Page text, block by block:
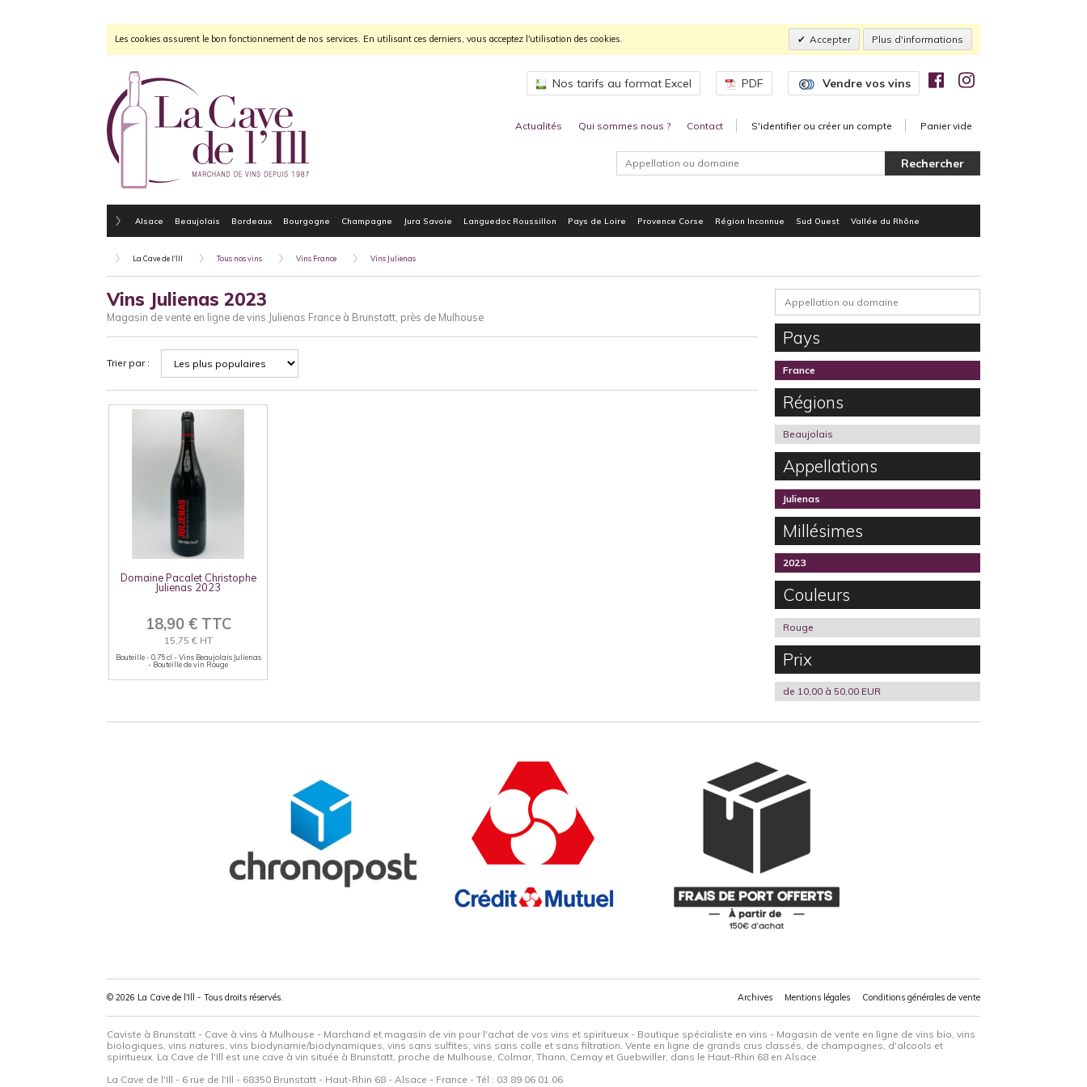
Les cookies assurent le bon fonctionnement de nos services. En utilisant ces derniers, vous acceptez l'utilisation des cookies. Accepter Plus d'informations
Nos tarifs au format Excel PDF Vendre vos vins
Actualités Qui sommes nous ? Contact S'identifier ou créer un compte Panier vide
Alsace Beaujolais Bordeaux Bourgogne Champagne Jura Savoie Languedoc Roussillon Pays de Loire Provence Corse Région Inconnue Sud Ouest Vallée du Rhône
La Cave de l'Ill Tous nos vins Vins France Vins Julienas
Vins Julienas 2023
Magasin de vente en ligne de vins Julienas France à Brunstatt, près de Mulhouse
Trier par :
Domaine Pacalet Christophe
Julienas 2023
18,90 € TTC
15,75 € HT
Bouteille - 0.75 cl - Vins Beaujolais Julienas
- Bouteille de vin Rouge
Pays
France
Régions
Beaujolais
Appellations
Julienas
Millésimes
2023
Couleurs
Rouge
Prix
de 10,00 à 50,00 EUR
© 2026 La Cave de l'Ill - Tous droits réservés. Archives Mentions légales Conditions générales de vente
Caviste à Brunstatt - Cave à vins à Mulhouse - Marchand et magasin de vin pour l'achat de vos vins et spiritueux - Boutique spécialiste en vins - Magasin de vente en ligne de vins bio, vins
biologiques, vins natures, vins biodynamie/biodynamiques, vins sans sulfites, vins sans colle et sans filtration. Vente en ligne de grands crus classés, de champagnes, d'alcools et
spiritueux. La Cave de l'Ill est une cave à vin située à Brunstatt, proche de Mulhouse, Colmar, Thann, Cernay et Guebwiller, dans le Haut-Rhin 68 en Alsace.
La Cave de l'Ill - 6 rue de l'Ill - 68350 Brunstatt - Haut-Rhin 68 - Alsace - France - Tél : 03 89 06 01 06